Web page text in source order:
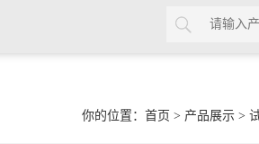
你的位置： 首页 > 产品展示>